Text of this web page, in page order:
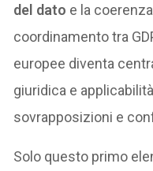
del dato e la
coordinamento tra
europee diventa
giuridica e
sovrapposizioni e
Solo questo primo